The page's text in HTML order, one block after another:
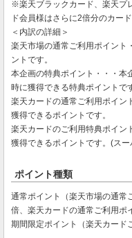
※楽天ブラックカード、楽天プ
ド会員様はさらに2倍分のカー
＜内訳の詳細＞
楽天市場の通常ご利用ポイント
ントです。
本企画の特典ポイント・・・本
時に獲得できる特典ポイントで
楽天カードの通常ご利用ポイン
獲得できるポイントです。
楽天カードのご利用特典ポイン
獲得できるポイントです。(ス
ポイント種類
通常ポイント（楽天市場の通常
倍、楽天カードの通常ご利用ポ
期間限定ポイント（楽天カード